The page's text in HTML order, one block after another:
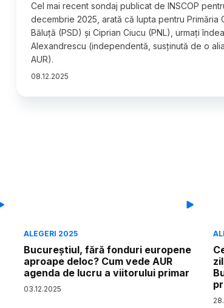
Cel mai recent sondaj publicat de INSCOP
decembrie 2025, arată că lupta pentru Primăria
Băluță (PSD) și Ciprian Ciucu (PNL), urmați
Alexandrescu (independentă, susținută de o
AUR).
08.12.2025
ALEGERI 2025
Bucureștiul, fără fonduri europene
aproape deloc? Cum vede AUR
agenda de lucru a viitorului primar
03.12.2025
28.